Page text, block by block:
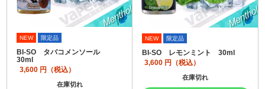
NEW 限定品
BI-SO タバコメンソール
30ml
3,600 円（税込）
在庫切れ
NEW 限定品
BI-SO レモンミント 30ml
3,600 円（税込）
在庫切れ